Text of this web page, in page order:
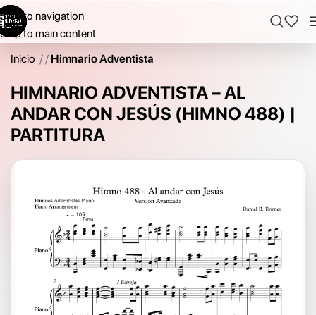
Skip to navigation
Skip to main content
Inicio / Himnario Adventista
HIMNARIO ADVENTISTA – AL
ANDAR CON JESÚS (HIMNO 488) |
PARTITURA